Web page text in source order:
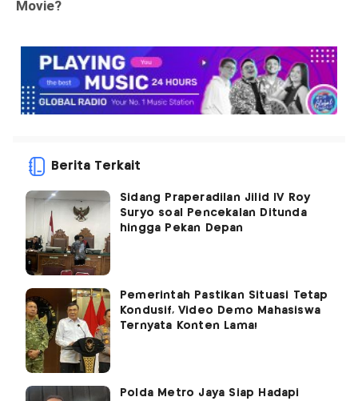
Berita Terkait
Sidang Praperadilan Jilid IV Roy
Suryo soal Pencekalan Ditunda
hingga Pekan Depan
Pemerintah Pastikan Situasi Tetap
Kondusif, Video Demo Mahasiswa
Ternyata Konten Lama!
Polda Metro Jaya Siap Hadapi